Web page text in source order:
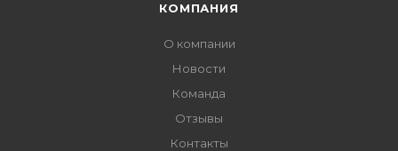
КОМПАНИЯ
О компании
Новости
Команда
Отзывы
Контакты